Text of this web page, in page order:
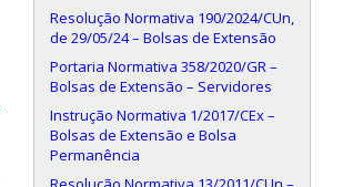
Resolução Normativa 190/2024/CUn,
de 29/05/24 – Bolsas de Extensão
Portaria Normativa 358/2020/GR –
Bolsas de Extensão – Servidores
Instrução Normativa 1/2017/CEx –
Bolsas de Extensão e Bolsa
Permanência